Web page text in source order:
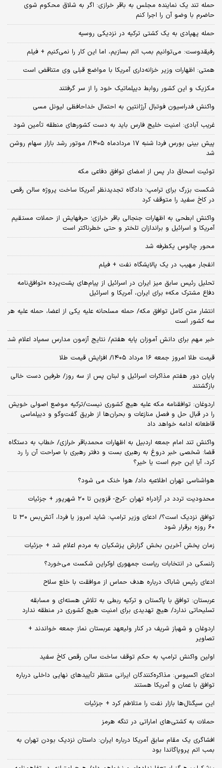
حمله تند یک نماینده مجلس به باقر خرازی: اگر به شلاق محکوم شوی
حاضرم با وضو آن را اجرا کنم
حمله پهپادی به یک کشتی ترکیه در نزدیکی روسیه
رفیقدوست: می‌توانیم بمب اتم بسازیم، اما این کار را نمی‌کنیم + فیلم
همتی: اظهارات وزیر خزانه‌داری آمریکا با مواضع قبلی وی متناقض است
مکزیک و این کشور روابط دیپلماتیک خود را از سر گرفتند
واکنش فدراسیون فوتبال آرژانتین به احتمال خداحافظی لیونل مسی
غریب آبادی: امنیت خلیج فارس باید به دست کشورهای منطقه تأمین شود
پیش بینی بورس فردا شنبه ۱۷ مردادماه ۱۴۰۵/ موتور رشد بازار سهام روشن
شد
توئیت اسحاق دار پس از امضای توافق دفاعی مکه
شکست بزرگ برای ترامپ؛ دادگاه تجدیدنظر آمریکا ساخت پروژه سالن رقص
در کاخ سفید را متوقف کرد
واکنش ابطحی به اظهارات جنجالی باقر خرازی؛ حرفهایش از حملات مستقیم
آمریکا و اسرائیل و براندازان تلختر و حتی خطرناکتر است
محور چالوس یکطرفه شد
انفجار مهیب در یک پالایشگاه نفت + فیلم
تحلیل رئیس سابق میز ایران در اسرائیل از پیام‌های پشت‌پرده «توافق‌نامه
دفاع مشترک مکه» برای ایران، آمریکا و اسرائیل
انتشار متن کامل توافق مکه/ حمله مسلحانه علیه یکی از اعضا، حمله علیه هر
سه کشور است
خبر مهم برای دانش آموزان پایه هفتم/ نتایج آزمون مدارس سمپاد اعلام شد
قیمت طلا امروز جمعه ۱۶ مرداد ۱۴۰۵/ افزایش قیمت طلا
پایان دور هفتم مذاکرات اسرائیل و لبنان پس از سه روز/ طرفین دست خالی
بازگشتند
اردوغان: توافقنامه مکه علیه هیچ کشوری نیست/ترکیه موضع اصولی خویش
را در قبال حل و فصل منازعات و بحران‌ها از طریق گفت‌وگو و دیپلماسی
قاطعانه ادامه خواهد داد
واکنش تند امام جمعه اردبیل به اظهارات محمدباقر خرازی/ خطاب به دستگاه
قضا: شخصی خبر دروغ به رهبری بست و دفتر رهبری با صراحت آن را رد
کرد، آیا این جرم است یا خیر؟
هواشناسی تهران اطلاعیه داد/ هوا خنک می شود؟
محدودیت تردد در آزادراه تهران -کرج- قزوین تا ۲۰ شهریور + جزئیات
توافق نزدیک است؟/ ادعای وزیر ترامپ: شاید امروز یا فردا، آتش‌بس ۳۰ تا
۶۰ روزه برقرار شود
زمان پخش آخرین بخش گزارش پزشکیان به مردم اعلام شد + جزئیات
زلنسکی در انتخابات ریاست جمهوری اوکراین شکست می‌خورد؟
ادعای رئیس شاباک درباره هدف حماس از موافقت با خلع سلاح
عربستان: توافق با پاکستان و ترکیه ربطی به تلاش هسته‌ای و مسابقه
تسلیحاتی ندارد/ هیچ تهدیدی برای امنیت هیچ کشوری در منطقه ندارد
اردوغان و شهباز شریف در کنار ولیعهد عربستان نماز جمعه خواندند +
تصاویر
اولین واکنش ترامپ به حکم توقف ساخت سالن رقص کاخ سفید
ادعای اکسیوس: مذاکره‌کنندگان ایرانی منتظر تأییدهای نهایی داخلی درباره
توافق با عمان و آمریکا هستند
این سیگنال‌ها بازار نفت را متلاطم کرد + جزئیات
حملات به کشتی‌های اماراتی در تنگه هرمز
افشاگری یک مقام سابق آمریکا درباره ایران: داستان نزدیک بودن تهران به
بمب اتم پروپاگاندا بود